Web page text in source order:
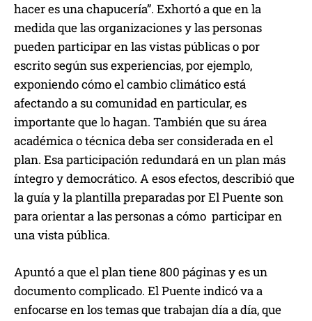
hacer es una chapucería”. Exhortó a que en la
medida que las organizaciones y las personas
pueden participar en las vistas públicas o por
escrito según sus experiencias, por ejemplo,
exponiendo cómo el cambio climático está
afectando a su comunidad en particular, es
importante que lo hagan. También que su área
académica o técnica deba ser considerada en el
plan. Esa participación redundará en un plan más
íntegro y democrático. A esos efectos, describió que
la guía y la plantilla preparadas por El Puente son
para orientar a las personas a cómo participar en
una vista pública.
Apuntó a que el plan tiene 800 páginas y es un
documento complicado. El Puente indicó va a
enfocarse en los temas que trabajan día a día, que